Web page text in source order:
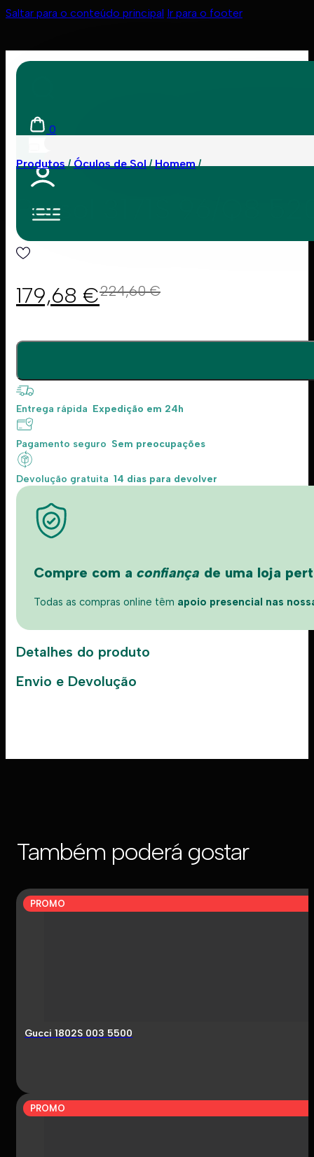
Saltar para o conteúdo principal Ir para o footer
0
Produtos Óculos de Sol Homem
Persol 3171S 96/Q8
224,60€
179,68 €
Entrega rápida Expedição em 24h
Pagamento seguro Sem preocupações
Devolução gratuita 14 dias para devolver
Compre com a confiança de uma loja
Todas as compras online têm apoio presencial nas
Detalhes do produto
Envio e Devolução
Também poderá gostar
PROMO
Gucci 1802S 003 5500
PROMO